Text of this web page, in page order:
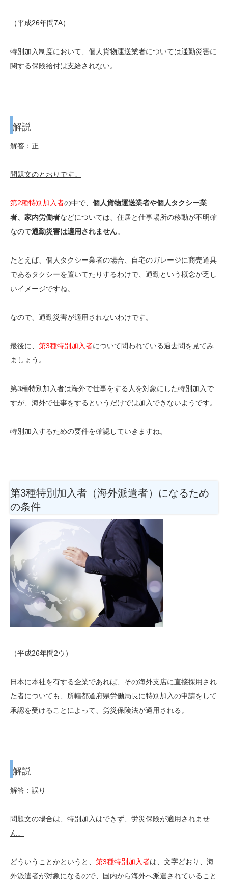
（平成26年問7A）
特別加入制度において、個人貨物運送業者については通勤災害に
関する保険給付は支給されない。
解説
解答：正
問題文のとおりです。
第2種特別加入者の中で、 個人貨物運送業者や個人タクシー業
者、家内労働者などについては、住居と仕事場所の移動が不明確
なので通勤災害は適用されません。
たとえば、個人タクシー業者の場合、自宅のガレージに商売道具
であるタクシーを置いてたりするわけで、通勤という概念が乏し
いイメージですね。
なので、通勤災害が適用されないわけです。
最後に、 第3種特別加入者について問われている過去問を見てみ
ましょう。
第3種特別加入者は海外で仕事をする人を対象にした特別加入で
すが、海外で仕事をするというだけでは加入できないようです。
特別加入するための要件を確認していきますね。
第3種特別加入者（海外派遣者）になるため
の条件
（平成26年問2ウ）
日本に本社を有する企業であれば、その海外支店に直接採用され
た者についても、所轄都道府県労働局長に特別加入の申請をして
承認を受けることによって、労災保険法が適用される。
解説
解答：誤り
問題文の場合は、特別加入はできず、労災保険が適用されませ
ん。
どういうことかというと、 第3種特別加入者は、文字どおり、海
外派遣者が対象になるので、国内から海外へ派遣されていること